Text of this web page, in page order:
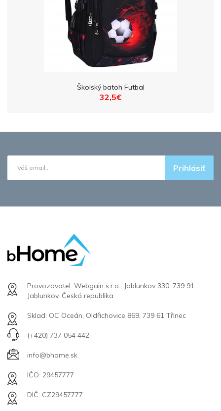
Školský batoh Futbal
32,5€
Prihlásiť
Provozovatel: Webgain s.r.o., Jablunkov 330, 739 91
Jablunkov, Česká republika
Sklad: OC Oceán, Oldřichovice 869, 739 61 Třinec
(+420) 737 054 442
info@bhome.sk
IČO: 29457777
DIČ: CZ29457777